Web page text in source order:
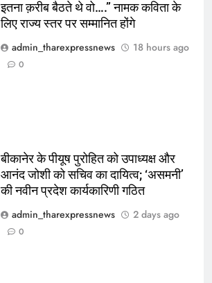
इतना क़रीब बैठते थे वो….” नामक कविता के
लिए राज्य स्तर पर सम्मानित होंगे
admin_tharexpressnews
18 hours ago
0
बीकानेर के पीयूष पुरोहित को उपाध्यक्ष और
आनंद जोशी को सचिव का दायित्व; ‘असमनी’
की नवीन प्रदेश कार्यकारिणी गठित
admin_tharexpressnews
2 days ago
0